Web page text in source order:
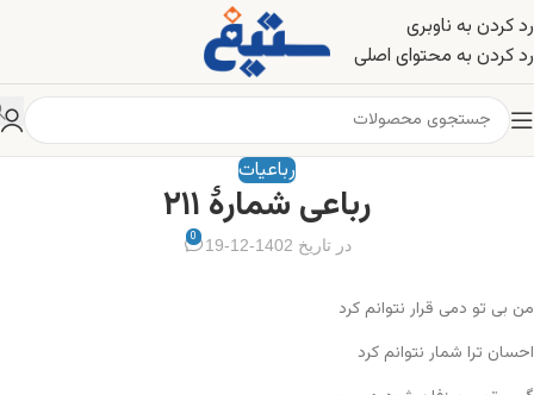
رد کردن به ناوبری
رد کردن به محتوای اصلی
رباعیات
رباعی شمارهٔ ۲۱۱
در تاریخ 1402-12-19 0
من بی تو دمی قرار نتوانم کرد
احسان ترا شمار نتوانم کرد